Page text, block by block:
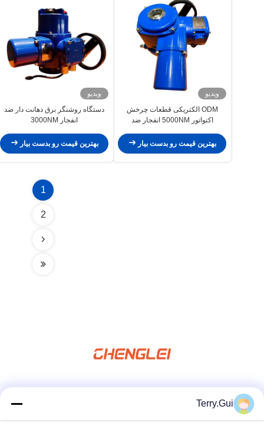
ویدیو
ODM الکتریکی قطعات چرخش
اکتواتور 5000NM انفجار ضد
بهترین قیمت رو بدست بیار
ویدیو
دستگاه روشنگر برق ذهانت دار ضد
انفجار 3000NM
بهترین قیمت رو بدست بیار
1
2
Terry.Gui